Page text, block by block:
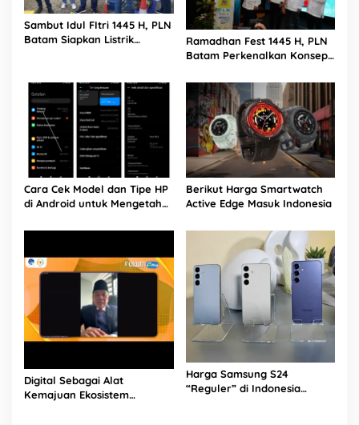
Sambut Idul FItri 1445 H, PLN
Batam Siapkan Listrik
Ramadhan Fest 1445 H, PLN
Batam Perkenalkan Konsep
Cara Cek Model dan Tipe HP
di Android untuk Mengetahui
Berikut Harga Smartwatch
Active Edge Masuk Indonesia
Digital Sebagai Alat
Kemajuan Ekosistem
Harga Samsung S24
“Reguler” di Indonesia